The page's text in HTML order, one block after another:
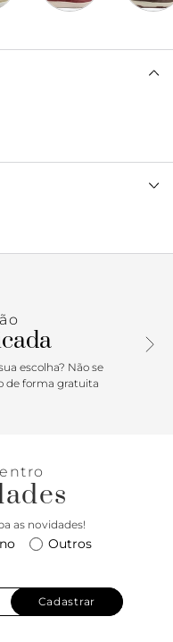
o modelo apresenta
e contornos, com
e parte traseira. De
em “A” em napa e
seu. Com referência
e vai protagonizar as
comfy e
escolha? Não se
de forma gratuita
as novidades!
Outros
Cadastrar